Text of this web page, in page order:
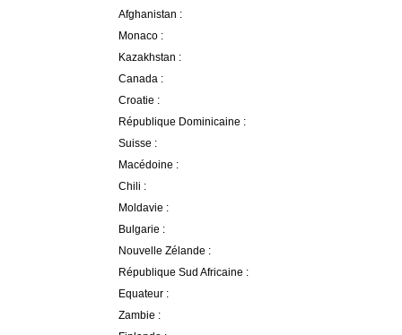
Afghanistan :
Monaco :
Kazakhstan :
Canada :
Croatie :
République Dominicaine :
Suisse :
Macédoine :
Chili :
Moldavie :
Bulgarie :
Nouvelle Zélande :
République Sud Africaine :
Equateur :
Zambie :